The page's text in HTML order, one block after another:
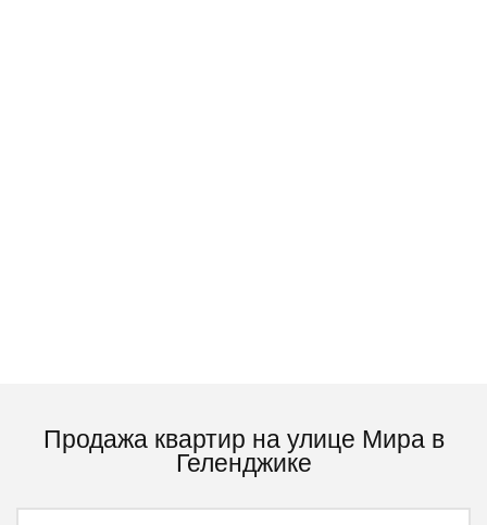
Продажа квартир на улице Мира в
Геленджике